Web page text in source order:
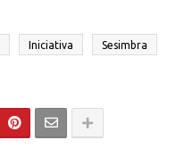
Iniciativa Sesimbra